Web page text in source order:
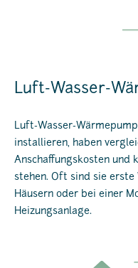
Luft-Wasser-
Luft-Wasser-
installieren, haben
Anschaffungskosten und
stehen. Oft sind sie
Häusern oder bei einer
Heizungsanlage.